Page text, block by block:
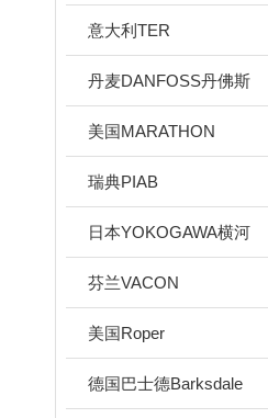
意大利TER
丹麦DANFOSS丹佛斯
美国MARATHON
瑞典PIAB
日本YOKOGAWA横河
芬兰VACON
美国Roper
德国巴士德Barksdale